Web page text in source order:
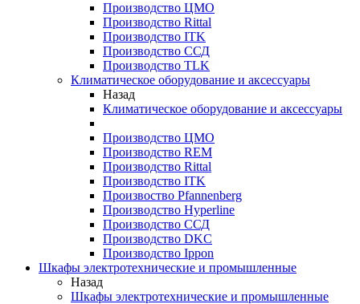
Производство ЦМО
Производство Rittal
Производство ITK
Производство ССД
Производство TLK
Климатическое оборудование и аксессуары
Назад
Климатическое оборудование и аксессуары
Производство ЦМО
Производство REM
Производство Rittal
Производство ITK
Произвоство Pfannenberg
Производство Hyperline
Производство ССД
Производство DKC
Производство Ippon
Шкафы электротехнические и промышленные
Назад
Шкафы электротехнические и промышленные